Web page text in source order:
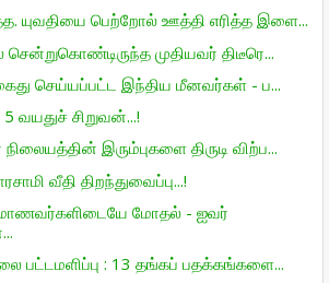
யுவதியை பெற்றோல் ஊத்தி எரித்த இளை...
சென்றுகொண்டிருந்த முதியவர் திடீரெ...
செய்யப்பட்ட இந்திய மீனவர்கள் - ப...
வயதுச் சிறுவன்...!
இரும்புகளை திருடி விற்ப...
வீதி திறந்துவைப்பு...!
மோதல் - ஐவர்
பட்டமளிப்பு : 13 தங்கப் பதக்கங்களை...